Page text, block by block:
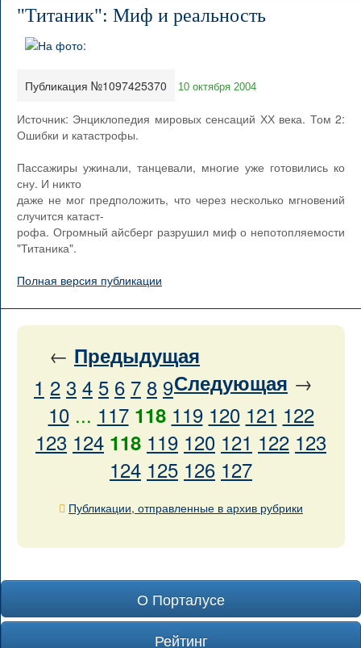
"Титаник": Миф и реальность
Публикация №1097425370 10 октября 2004
Источник: Энциклопедия мировых сенсаций ХХ века. Том 2:
Ошибки и катастрофы.
Пассажиры ужинали, танцевали, многие уже готовились ко
сну. И никто
даже не мог предположить, что через несколько мгновений
случится катаст-
рофа. Огромный айсберг разрушил миф о непотопляемости
"Титаника".
Полная версия публикации
← Предыдущая
Следующая →
1 2 3 4 5 6 7 8 9
10... 117 118 119 120 121 122
123 124 118 119 120 121 122 123
124 125 126 127
Публикации, отправленные в архив рубрики
О Порталусе
Рейтинг